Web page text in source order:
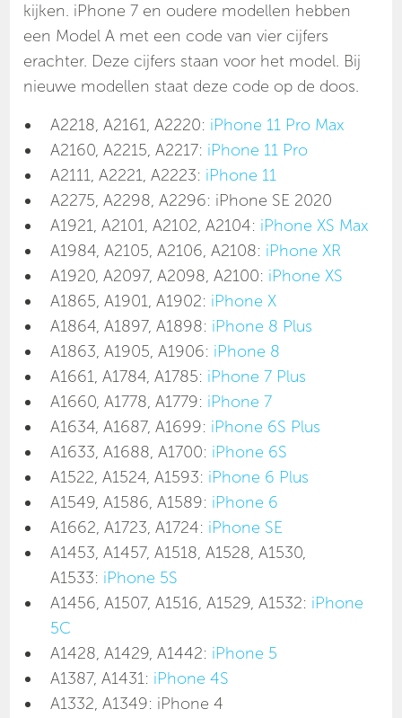
kijken. iPhone 7 en oudere modellen hebben
een Model A met een code van vier cijfers
erachter. Deze cijfers staan voor het model. Bij
nieuwe modellen staat deze code op de doos.
A2218, A2161, A2220: iPhone 11 Pro Max
A2160, A2215, A2217: iPhone 11 Pro
A2111, A2221, A2223: iPhone 11
A2275, A2298, A2296: iPhone SE 2020
A1921, A2101, A2102, A2104: iPhone XS Max
A1984, A2105, A2106, A2108: iPhone XR
A1920, A2097, A2098, A2100: iPhone XS
A1865, A1901, A1902: iPhone X
A1864, A1897, A1898: iPhone 8 Plus
A1863, A1905, A1906: iPhone 8
A1661, A1784, A1785: iPhone 7 Plus
A1660, A1778, A1779: iPhone 7
A1634, A1687, A1699: iPhone 6S Plus
A1633, A1688, A1700: iPhone 6S
A1522, A1524, A1593: iPhone 6 Plus
A1549, A1586, A1589: iPhone 6
A1662, A1723, A1724: iPhone SE
A1453, A1457, A1518, A1528, A1530,
A1533: iPhone 5S
A1456, A1507, A1516, A1529, A1532: iPhone
5C
A1428, A1429, A1442: iPhone 5
A1387, A1431: iPhone 4S
A1332, A1349: iPhone 4